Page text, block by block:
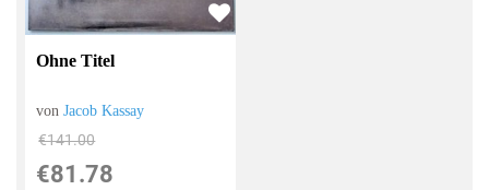
Ohne Titel
vonJacob Kassay
€141.00
€81.78